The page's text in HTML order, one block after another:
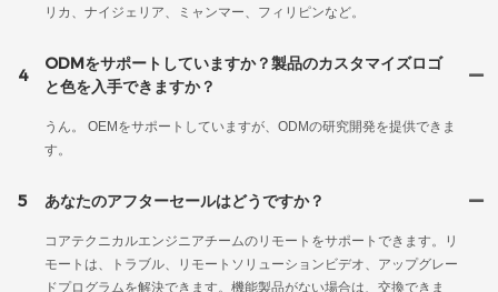
リカ、ナイジェリア、ミャンマー、フィリピンなど。
4
ODMをサポートしていますか？製品のカスタマイズロゴ
と色を入手できますか？
うん。 OEMをサポートしていますが、ODMの研究開発を提供できま
す。
5 あなたのアフターセールはどうですか？
コアテクニカルエンジニアチームのリモートをサポートできます。リ
モートは、トラブル、リモートソリューションビデオ、アップグレー
ドプログラムを解決できます。機能製品がない場合は、交換できま